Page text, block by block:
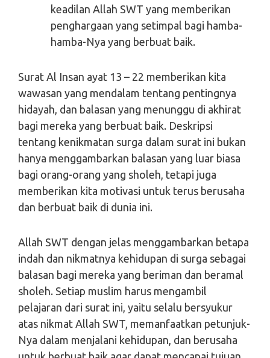
keadilan Allah SWT yang memberikan
penghargaan yang setimpal bagi hamba-
hamba-Nya yang berbuat baik.
Surat Al Insan ayat 13 – 22 memberikan kita
wawasan yang mendalam tentang pentingnya
hidayah, dan balasan yang menunggu di akhirat
bagi mereka yang berbuat baik. Deskripsi
tentang kenikmatan surga dalam surat ini bukan
hanya menggambarkan balasan yang luar biasa
bagi orang-orang yang sholeh, tetapi juga
memberikan kita motivasi untuk terus berusaha
dan berbuat baik di dunia ini.
Allah SWT dengan jelas menggambarkan betapa
indah dan nikmatnya kehidupan di surga sebagai
balasan bagi mereka yang beriman dan beramal
sholeh. Setiap muslim harus mengambil
pelajaran dari surat ini, yaitu selalu bersyukur
atas nikmat Allah SWT, memanfaatkan petunjuk-
Nya dalam menjalani kehidupan, dan berusaha